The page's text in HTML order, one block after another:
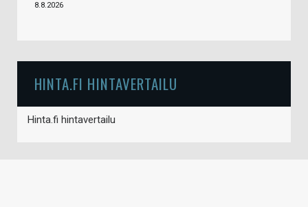
8.8.2026
HINTA.FI HINTAVERTAILU
Hinta.fi hintavertailu